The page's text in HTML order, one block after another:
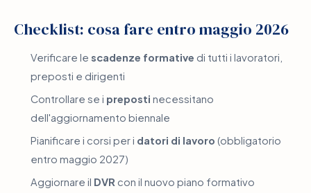
Checklist: cosa fare entro maggio 2026
Verificare le scadenze formative di tutti i lavoratori,
preposti e dirigenti
Controllare se i preposti necessitano
dell'aggiornamento biennale
Pianificare i corsi per i datori di lavoro (obbligatorio
entro maggio 2027)
Aggiornare il DVR con il nuovo piano formativo